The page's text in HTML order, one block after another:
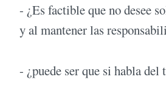
- ¿Es factible que no desee
y al mantener las
- ¿puede ser que si habla